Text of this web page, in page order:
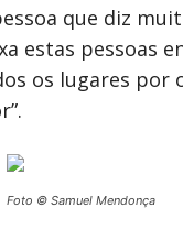
que diz
estas pessoas
os lugares por
Foto © Samuel Mendonça